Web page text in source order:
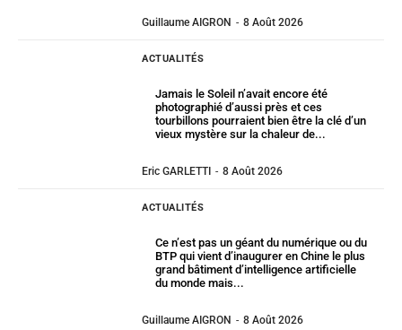
Guillaume AIGRON - 8 Août 2026
ACTUALITÉS
Jamais le Soleil n’avait encore été
photographié d’aussi près et ces
tourbillons pourraient bien être la clé d’un
vieux mystère sur la chaleur de...
Eric GARLETTI - 8 Août 2026
ACTUALITÉS
Ce n’est pas un géant du numérique ou du
BTP qui vient d’inaugurer en Chine le plus
grand bâtiment d’intelligence artificielle
du monde mais...
Guillaume AIGRON - 8 Août 2026